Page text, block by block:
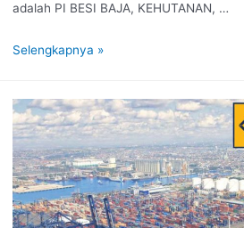
adalah PI BESI BAJA, KEHUTANAN, …
Selengkapnya »